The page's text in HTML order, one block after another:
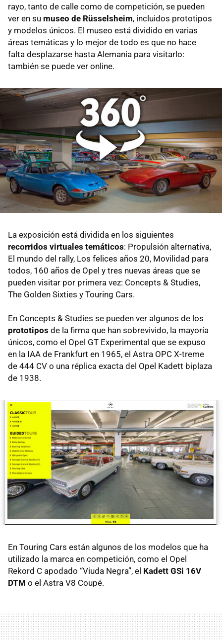
rayo, tanto de calle como de competición, se pueden
ver en su museo de Rüsselsheim, incluidos prototipos
y modelos únicos. El museo está dividido en varias
áreas temáticas y lo mejor de todo es que no hace
falta desplazarse hasta Alemania para visitarlo:
también se puede ver online.
La exposición está dividida en los siguientes
recorridos virtuales temáticos: Propulsión alternativa,
El mundo del rally, Los felices años 20, Movilidad para
todos, 160 años de Opel y tres nuevas áreas que se
pueden visitar por primera vez: Concepts & Studies,
The Golden Sixties y Touring Cars.
En Concepts & Studies se pueden ver algunos de los
prototipos de la firma que han sobrevivido, la mayoría
únicos, como el Opel GT Experimental que se expuso
en la IAA de Frankfurt en 1965, el Astra OPC X-treme
de 444 CV o una réplica exacta del Opel Kadett biplaza
de 1938.
En Touring Cars están algunos de los modelos que ha
utilizado la marca en competición, como el Opel
Rekord C apodado “Viuda Negra”, el Kadett GSi 16V
DTM o el Astra V8 Coupé.